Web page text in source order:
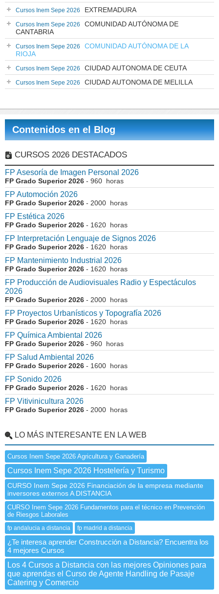
Cursos Inem Sepe 2026 EXTREMADURA
Cursos Inem Sepe 2026
COMUNIDAD AUTÓNOMA DE
CANTABRIA
Cursos Inem Sepe 2026
COMUNIDAD AUTÓNOMA DE LA
RIOJA
Cursos Inem Sepe 2026 CIUDAD AUTONOMA DE CEUTA
Cursos Inem Sepe 2026 CIUDAD AUTONOMA DE MELILLA
Contenidos en el Blog
CURSOS 2026 DESTACADOS
FP Asesoría de Imagen Personal 2026
FP Grado Superior 2026 - 960 horas
FP Automoción 2026
FP Grado Superior 2026 - 2000 horas
FP Estética 2026
FP Grado Superior 2026 - 1620 horas
FP Interpretación Lenguaje de Signos 2026
FP Grado Superior 2026 - 1620 horas
FP Mantenimiento Industrial 2026
FP Grado Superior 2026 - 1620 horas
FP Producción de Audiovisuales Radio y Espectáculos
2026
FP Grado Superior 2026 - 2000 horas
FP Proyectos Urbanísticos y Topografía 2026
FP Grado Superior 2026 - 1620 horas
FP Química Ambiental 2026
FP Grado Superior 2026 - 960 horas
FP Salud Ambiental 2026
FP Grado Superior 2026 - 1600 horas
FP Sonido 2026
FP Grado Superior 2026 - 1620 horas
FP Vitivinicultura 2026
FP Grado Superior 2026 - 2000 horas
LO MÁS INTERESANTE EN LA WEB
Cursos Inem Sepe 2026 Agricultura y Ganadería
Cursos Inem Sepe 2026 Hostelería y Turismo
CURSO Inem Sepe 2026 Financiación de la empresa mediante
inversores externos A DISTANCIA
CURSO Inem Sepe 2026 Fundamentos para el técnico en Prevención
de Riesgos Laborales
fp andalucia a distancia fp madrid a distancia
¿Te interesa aprender Construcción a Distancia? Encuentra los
4 mejores Cursos
Los 4 Cursos a Distancia con las mejores Opiniones para
que aprendas el Curso de Agente Handling de Pasaje
Catering y Comercio